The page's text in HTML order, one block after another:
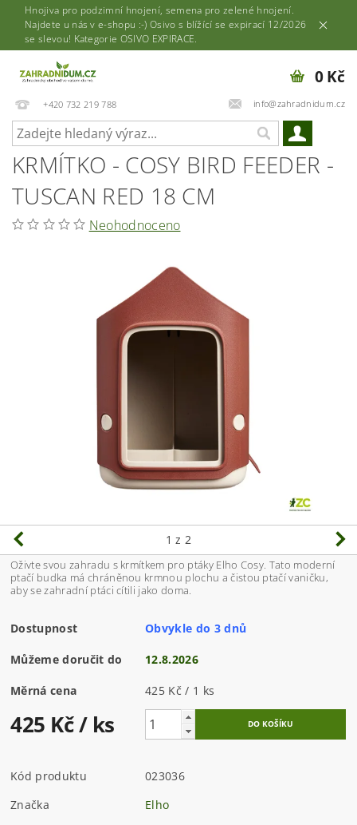
Hnojiva pro podzimní hnojení, semena pro zelené hnojení.
Najdete u nás v e-shopu :-) Osivo s blížící se expirací 12/2026
se slevou! Kategorie OSIVO EXPIRACE.
+420 732 219 788 info@zahradnidum.cz
0 Kč
KRMÍTKO - COSY BIRD FEEDER -
TUSCAN RED 18 CM
Neohodnoceno
1 z 2
Oživte svou zahradu s krmítkem pro ptáky Elho Cosy. Tato moderní
ptačí budka má chráněnou krmnou plochu a čistou ptačí vaničku,
aby se zahradní ptáci cítili jako doma.
Dostupnost Obvykle do 3 dnů
Můžeme doručit do 12.8.2026
Měrná cena 425 Kč / 1 ks
425 Kč/ ks
Kód produktu
023036
Značka
Elho